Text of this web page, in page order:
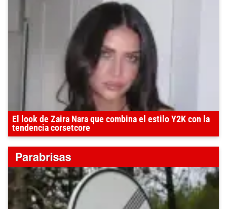
El look de Zaira Nara que combina el estilo Y2K con la
tendencia corsetcore